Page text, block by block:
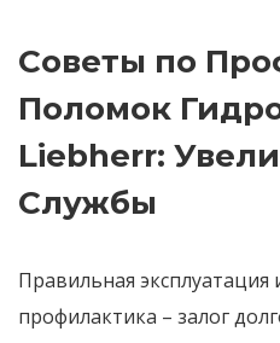
Советы по
Поломок
Liebherr:
Службы
Правильная эксплуатация
профилактика – залог